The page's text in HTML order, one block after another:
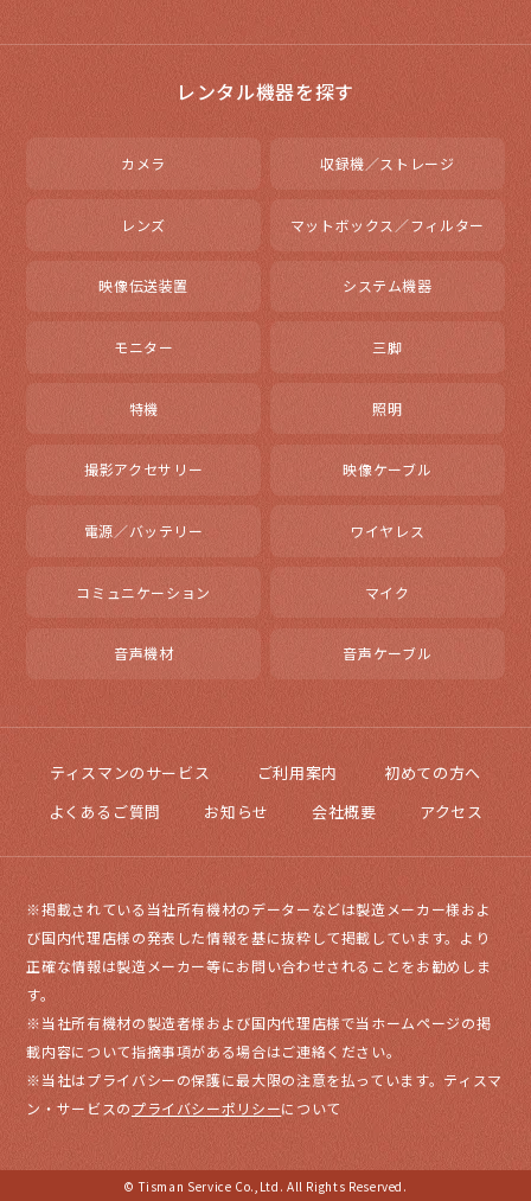
レンタル機器を探す
カメラ 収録機／ストレージ
レンズ マットボックス／フィルター
映像伝送装置 システム機器
モニター 三脚
特機 照明
撮影アクセサリー 映像ケーブル
電源／バッテリー ワイヤレス
コミュニケーション マイク
音声機材 音声ケーブル
ティスマンのサービス ご利用案内
初めての方へ
よくあるご質問
お知らせ 会社概要 アクセス
※掲載されている当社所有機材のデーターなどは製造メーカー様およ
び国内代理店様の発表した情報を基に抜粋して掲載しています。より
正確な情報は製造メーカー等にお問い合わせされることをお勧めしま
す。
※当社所有機材の製造者様および国内代理店様で当ホームページの掲
載内容について指摘事項がある場合はご連絡ください。
※当社はプライバシーの保護に最大限の注意を払っています。ティスマ
ン・サービスのプライバシーポリシーについて
© Tisman Service Co.,Ltd. All Rights Reserved.